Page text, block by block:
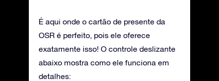
É aqui onde o cartão de presente da
OSR é perfeito, pois ele oferece
exatamente isso! O controle deslizante
abaixo mostra como ele funciona em
detalhes: